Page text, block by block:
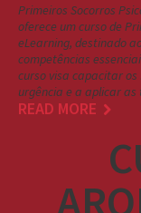
Primeiros Socorros
oferece um curso de
eLearning, destinado
competências
curso visa capacitar
urgência e a aplicar
READ MORE